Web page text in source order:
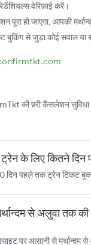
वेरिफ़ाई करें।
हो जाएगा, आपकी
बुकिंग से जुड़ा कोई सवाल या
की फ़्री कैंसलेशन सुविधा
ट्रेन के लिए कितने
दिन पहले तक ट्रेन टिकट
से अलुवा तक
पर आसानी से मर्थान्दम